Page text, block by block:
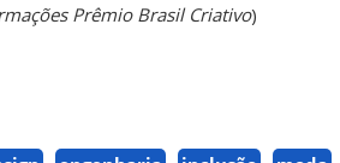
Prêmio Brasil Criativo)